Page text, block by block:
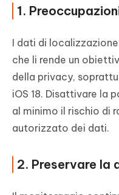
1.
I dati di
che li rende un
della privacy,
iOS 18. Disattivare la
al minimo il rischio di
autorizzato dei dati.
2. Preservare la